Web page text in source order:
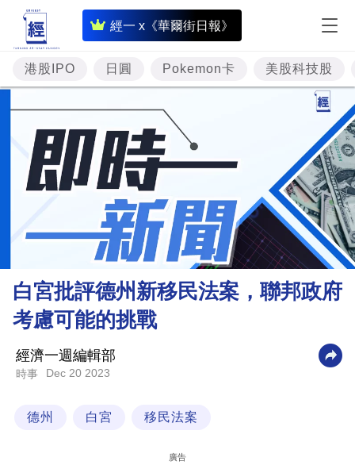
經一 x《華爾街日報》
即
時
財
經
專
題
投
資
樓
市
財
商
業
科
港股IPO 日圓 Pokemon卡 美股科技股
白宮批評德州新移民法案，聯邦政府
考慮可能的挑戰
經濟一週編輯部
時事 Dec 20 2023
德州 白宮 移民法案
廣告